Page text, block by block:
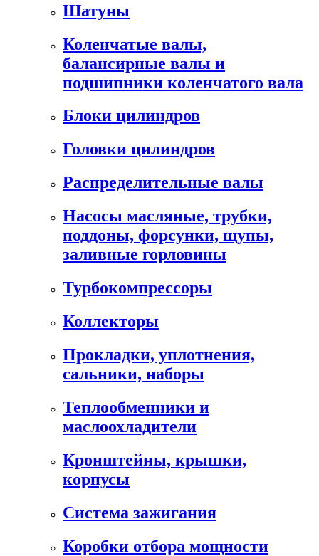
Шатуны
Коленчатые валы,
балансирные валы и
подшипники коленчатого вала
Блоки цилиндров
Головки цилиндров
Распределительные валы
Насосы масляные, трубки,
поддоны, форсунки, щупы,
заливные горловины
Турбокомпрессоры
Коллекторы
Прокладки, уплотнения,
сальники, наборы
Теплообменники и
маслоохладители
Кронштейны, крышки,
корпусы
Cистема зажигания
Коробки отбора мощности